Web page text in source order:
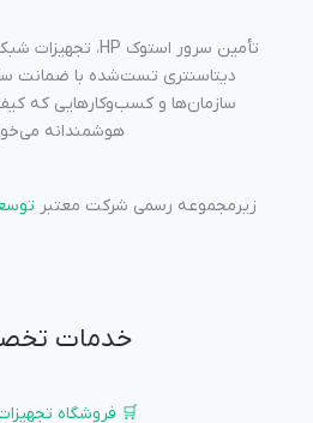
دیتاسنتری تست‌شده با ضمانت
سازمان‌ها و کسب‌وکارهایی که
هوشمندانه
زیرمجموعه رسمی شرکت معتبر
خدمات
🛒 فروشگاه